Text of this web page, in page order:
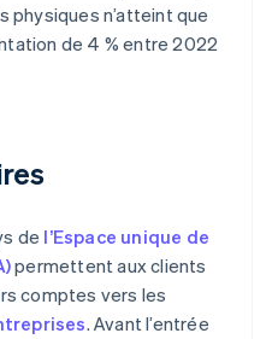
physiques n’atteint que
de 4 % entre 2022
de l’Espace unique de
permettent aux clients
comptes vers les
. Avant l’entrée